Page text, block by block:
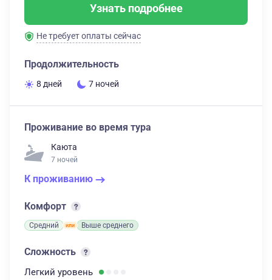
Узнать подробнее
Не требует оплаты сейчас
Продолжительность
8 дней 7 ночей
Проживание во время тура
Каюта
7 ночей
К проживанию
Комфорт
Средний Выше среднего
Сложность
Легкий уровень